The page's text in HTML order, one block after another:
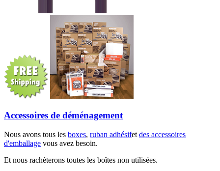
Accessoires de déménagement
Nous avons tous les boxes, ruban adhésifet des accessoires
d'emballage vous avez besoin.
Et nous rachèterons toutes les boîtes non utilisées.